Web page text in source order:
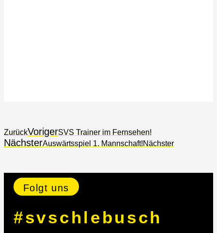
ZurückVorigerSVS Trainer im Fernsehen!
NächsterAuswärtsspiel 1. Mannschaft!Nächster
Folgt uns
#svschlebusch